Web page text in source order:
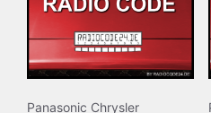
Panasonic Chrysler